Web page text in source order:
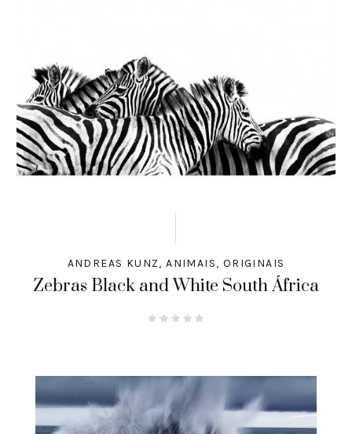
ANDREAS KUNZ,ANIMAIS, ORIGINAIS
Zebras Black and White South África